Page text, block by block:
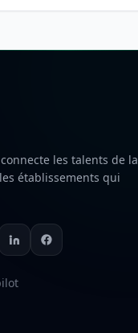
les talents de la
établissements qui